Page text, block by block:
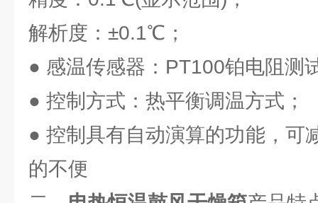
解析度：±0.1℃；
● 感温传感器：PT100铂电阻测
● 控制方式：热平衡调温方式；
● 控制具有自动演算的功能，可
的不便